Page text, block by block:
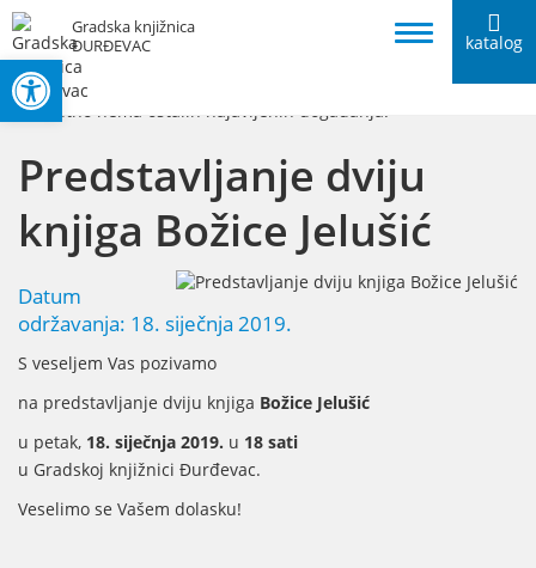
Open toolbar
Gradska knjižnica
ĐURĐEVAC
katalog
Ostale najave
Trenutno nema ostalih najavljenih događanja.
Predstavljanje dviju
knjiga Božice Jelušić
Datum
održavanja: 18. siječnja 2019.
S veseljem Vas pozivamo
na predstavljanje dviju knjiga Božice Jelušić
u petak, 18. siječnja 2019. u 18 sati
u Gradskoj knjižnici Đurđevac.
Veselimo se Vašem dolasku!